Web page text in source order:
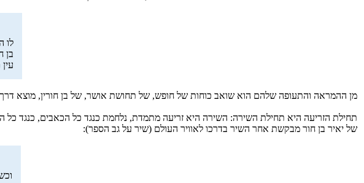
לו
בן
מן ההמראה והתעופה שלהם הוא שואב כוחות של חופש, של תחושת אושר, של בן חורין, מוצא
תחילת הזריעה היא תחילת השירה: השירה היא זריעה מתמדת, נלחמת כנגד כל הכאבים, כנגד
של יאיר בן חור מבקשת אחר השיר בדרכו לאוויר העולם (שיר על גב הספר):